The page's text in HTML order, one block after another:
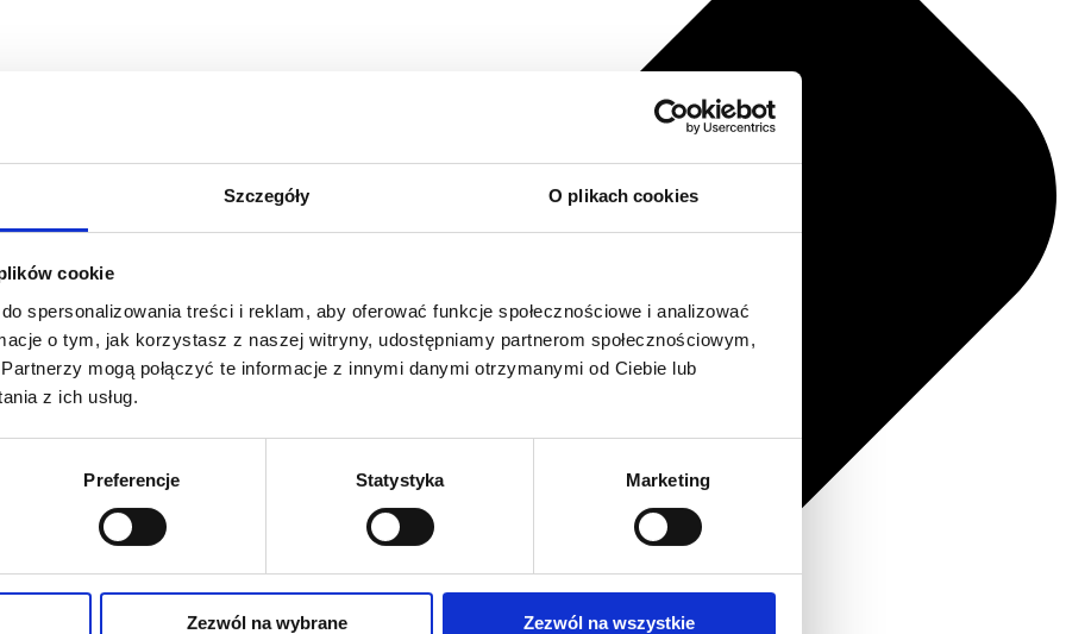
Szczegóły O plikach cookies
cookie
spersonalizowania treści i reklam, aby oferować funkcje społecznościowe i analizować
o tym, jak korzystasz z naszej witryny, udostępniamy partnerom społecznościowym,
mogą połączyć te informacje z innymi danymi otrzymanymi od Ciebie lub
z ich usług.
Preferencje Statystyka Marketing
Zezwól na wybrane Zezwól na wszystkie